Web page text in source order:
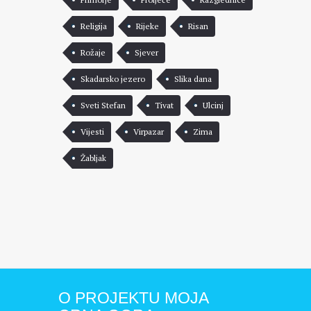
Religija Rijeke Risan
Rožaje Sjever
Skadarsko jezero Slika dana
Sveti Stefan Tivat Ulcinj
Vijesti Virpazar Zima
Žabljak
O PROJEKTU MOJA